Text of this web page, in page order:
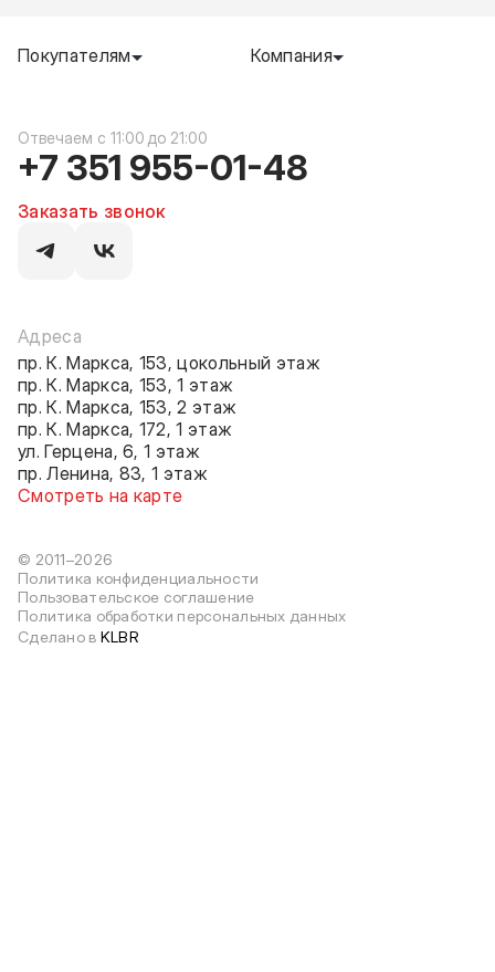
Покупателям Компания
© 2011–2026
Политика конфиденциальности
Пользовательское соглашение
Политика обработки персональных данных
Сделано в KLBR
c 11:00 до 21:00
+7 351 955-01-48
Заказать звонок
Адреса
пр. К. Маркса, 153, цокольный этаж
пр. К. Маркса, 153, 1 этаж
пр. К. Маркса, 153, 2 этаж
пр. К. Маркса, 172, 1 этаж
ул. Герцена, 6, 1 этаж
пр. Ленина, 83, 1 этаж
Смотреть на карте